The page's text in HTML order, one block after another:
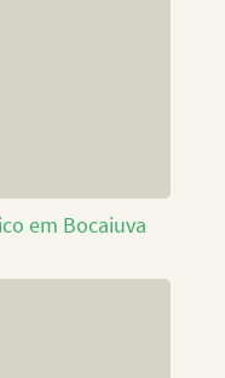
em Bocaiuva